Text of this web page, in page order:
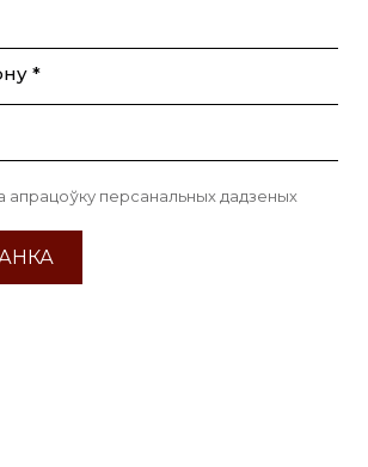
*
апрацоўку персанальных дадзеных